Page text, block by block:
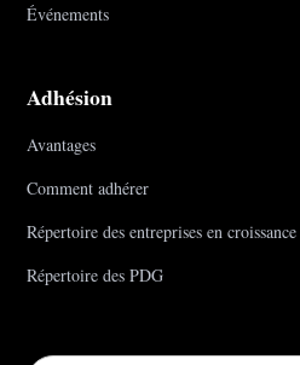
Événements
Adhésion
Avantages
Comment adhérer
Répertoire des entreprises en croissance
Répertoire des PDG